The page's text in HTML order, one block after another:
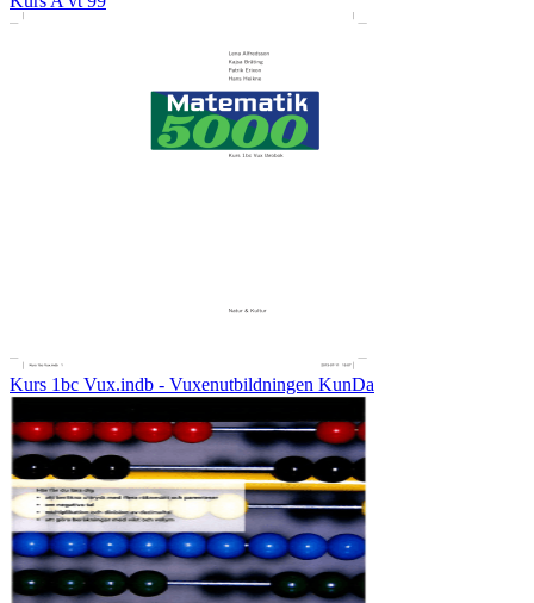
Kurs 1bc Vux.indb - Vuxenutbildningen KunDa